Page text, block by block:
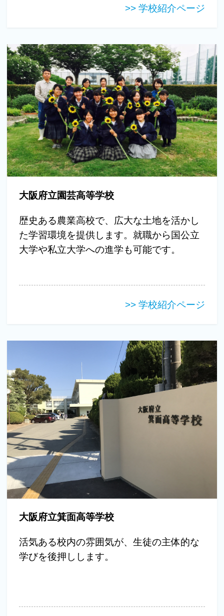
>> 学校紹介ページ
大阪府立園芸高等学校
歴史ある農業高校で、広大な土地を活かし
た学習環境を提供します。就職から国公立
大学や私立大学への進学も可能です。
>> 学校紹介ページ
大阪府立箕面高等学校
活気ある校内の雰囲気が、生徒の主体的な
学びを後押しします。